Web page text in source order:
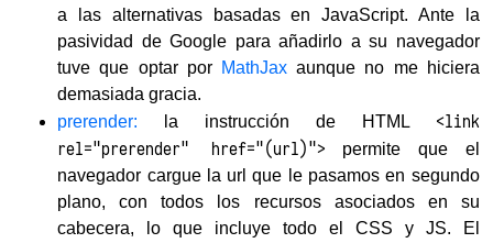
a las alternativas basadas en JavaScript. Ante la
pasividad de Google para añadirlo a su navegador
tuve que optar por MathJax aunque no me hiciera
demasiada gracia.
prerender: la instrucción de HTML <link
rel="prerender" href="(url)"> permite que el
navegador cargue la url que le pasamos en segundo
plano, con todos los recursos asociados en su
cabecera, lo que incluye todo el CSS y JS. El